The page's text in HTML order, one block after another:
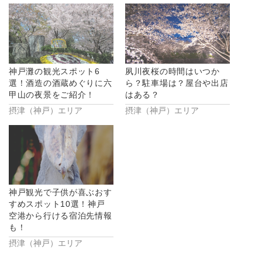
有
(新
し
い
ウ
ィ
ン
ド
ウ
で
開
き
ま
す)
リ
ッ
ク
し
て
く
だ
さ
い
(新
し
い
ウ
ィ
ン
ウ
で
開
き
ま
す)
神戸灘の観光スポット6
選！酒造の酒蔵めぐりに六
甲山の夜景をご紹介！
摂津（神戸）エリア
夙川夜桜の時間はいつか
ら？駐車場は？屋台や出店
はある？
摂津（神戸）エリア
神戸観光で子供が喜ぶおす
すめスポット10選！神戸
空港から行ける宿泊先情報
も！
摂津（神戸）エリア